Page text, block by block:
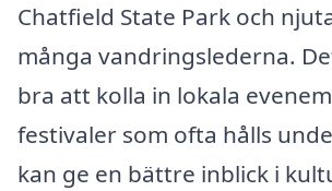
Chatfield State Park och
många vandringslederna.
bra att kolla in lokala
festivaler som ofta hålls
kan ge en bättre inblick i